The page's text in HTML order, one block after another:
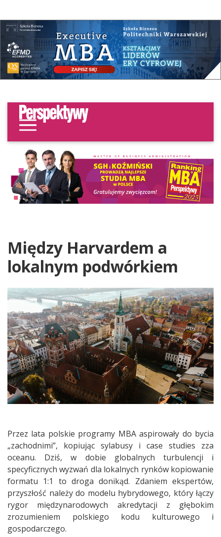
Między Harvardem a
lokalnym podwórkiem
Przez lata polskie programy MBA aspirowały do bycia
„zachodnimi”, kopiując sylabusy i case studies zza
oceanu. Dziś, w dobie globalnych turbulencji i
specyficznych wyzwań dla lokalnych rynków kopiowanie
formatu 1:1 to droga donikąd. Zdaniem ekspertów,
przyszłość należy do modelu hybrydowego, który łączy
rygor międzynarodowych akredytacji z głębokim
zrozumieniem polskiego kodu kulturowego i
gospodarczego.